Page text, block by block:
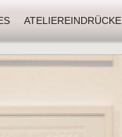
ATELIEREINDRÜCKE